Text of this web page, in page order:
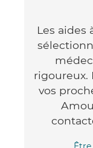
Les aides
rigoureux.
vos